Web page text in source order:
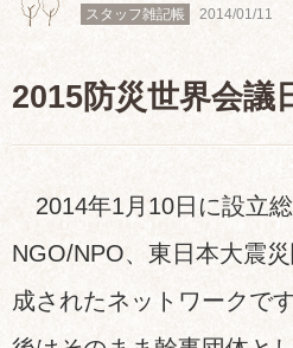
スタッフ雑記帳 2014/01/11
2015防災世界会議
2014年1月10日に設立
NGO/NPO、東日本大震
成されたネットワークで